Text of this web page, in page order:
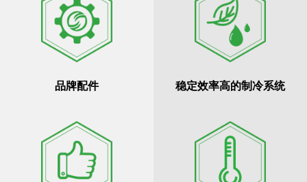
品牌配件 稳定效率高的制冷系统